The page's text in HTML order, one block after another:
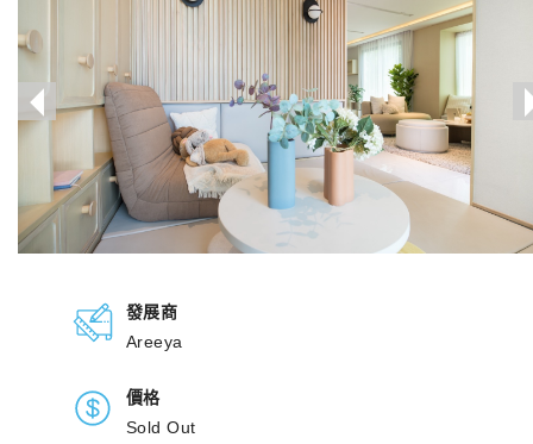
發展商
Areeya
價格
Sold Out